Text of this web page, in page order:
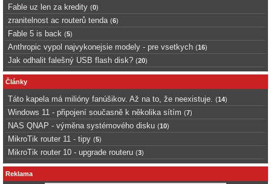
Fable uz len za kredity (0)
zranitelnost ac routerů tenda (6)
Fable 5 is back (5)
Anthropic vypol najvykonejsie modely - pre vsetkych (16)
Jak odhalit falešný USB flash disk? (20)
Články
Táto kapela má milióny fanúšikov. Až na to, že neexistuje. (14)
Windows 11 - připojení současně k několika sítím (7)
NAS QNAP - výměna systémového disku (10)
MikroTik router 11 - tipy (5)
MikroTik router 10 - upgrade routeru (3)
Reklama